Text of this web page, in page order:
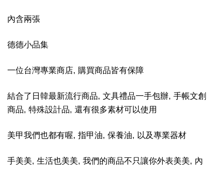
內含兩張
德德小品集
一位台灣專業商店, 購買商品皆有保障
結合了日韓最新流行商品, 文具禮品一手包辦, 手帳文創
商品, 特殊設計品, 還有很多素材可以使用
美甲我們也都有喔, 指甲油, 保養油, 以及專業器材
手美美, 生活也美美, 我們的商品不只讓你外表美美, 內